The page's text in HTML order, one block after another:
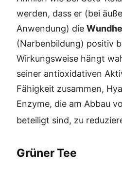
werden, dass er (bei
Anwendung) die
(Narbenbildung) positiv
Wirkungsweise hängt
seiner antioxidativen
Fähigkeit zusammen,
Enzyme, die am Abbau
beteiligt sind, zu
Grüner Tee